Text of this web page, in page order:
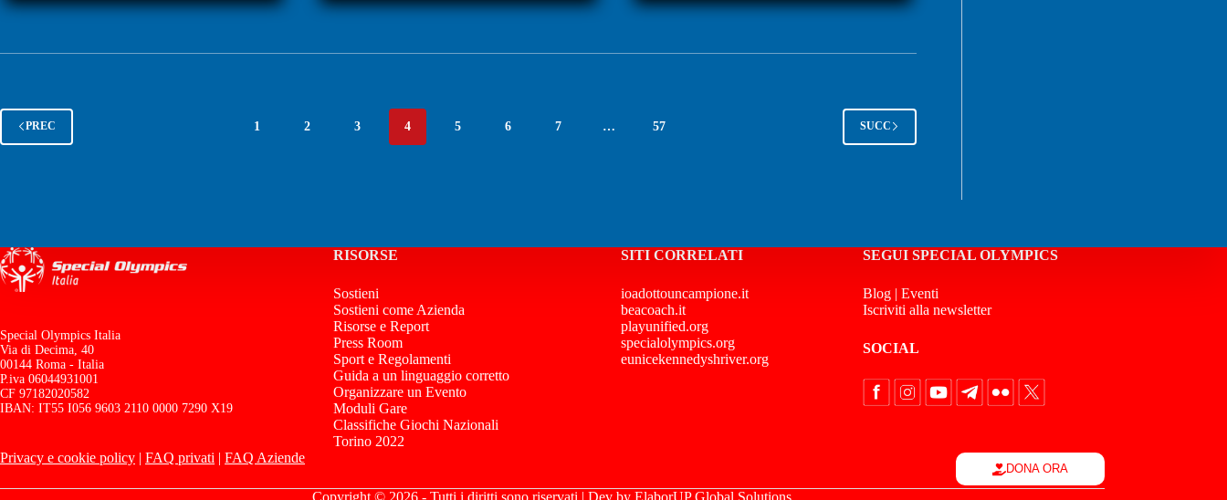
PREC 1 2 3 4 5 6 7 … 57 SUCC
Special Olympics Italia
Via di Decima, 40
00144 Roma - Italia
P.iva 06044931001
CF 97182020582
IBAN: IT55 I056 9603 2110 0000 7290 X19
RISORSE
Sostieni
Sostieni come Azienda
Risorse e Report
Press Room
Sport e Regolamenti
Guida a un linguaggio corretto
Organizzare un Evento
Moduli Gare
Classifiche Giochi Nazionali
Torino 2022
SITI CORRELATI
ioadottouncampione.it
beacoach.it
playunified.org
specialolympics.org
eunicekennedyshriver.org
SEGUI SPECIAL OLYMPICS
Blog| Eventi
Iscriviti alla newsletter
SOCIAL
Privacy e cookie policy | FAQ privati | FAQ Aziende
DONA ORA
Copyright © 2026 - Tutti i diritti sono riservati | Dev byElaborUP Global Solutions